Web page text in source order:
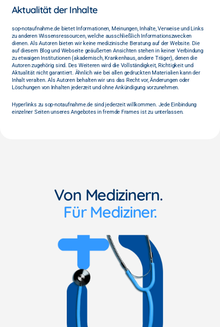
Aktualität der Inhalte
sop-notaufnahme.de bietet Informationen, Meinungen, Inhalte, Verweise und Links
zu anderen Wissensressourcen, welche ausschließlich Informationszwecken
dienen. Als Autoren bieten wir keine medizinische Beratung auf der Website. Die
auf diesem Blog und Webseite geäußerten Ansichten stehen in keiner Verbindung
zu etwaigen Institutionen (akademisch, Krankenhaus, andere Träger), denen die
Autoren zugehörig sind. Des Weiteren wird die Vollständigkeit, Richtigkeit und
Aktualität nicht garantiert. Ähnlich wie bei allen gedruckten Materialien kann der
Inhalt veralten. Als Autoren behalten wir uns das Recht vor, Änderungen oder
Löschungen von Inhalten jederzeit und ohne Ankündigung vorzunehmen.
Hyperlinks zu sop-notaufnahme.de sind jederzeit willkommen. Jede Einbindung
einzelner Seiten unseres Angebotes in fremde Frames ist zu unterlassen.
Von Medizinern.
Für Mediziner.